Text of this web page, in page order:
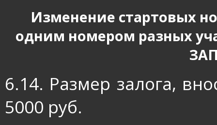
Изменение стартовых
одним номером разных
6.14. Размер залога,
5000 руб.